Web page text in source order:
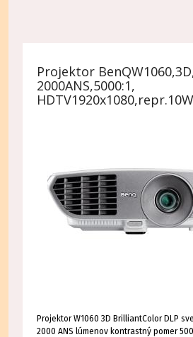
Projektor
2000ANS,5000:1,
HDTV1920x1080,repr.10W
Projektor W1060 3D BrilliantColor DLP
2000 ANS lúmenov kontrastný pomer